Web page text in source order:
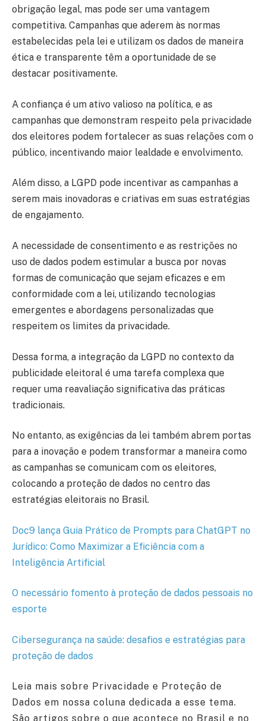
obrigação legal, mas pode ser uma vantagem
competitiva. Campanhas que aderem às normas
estabelecidas pela lei e utilizam os dados de maneira
ética e transparente têm a oportunidade de se
destacar positivamente.
A confiança é um ativo valioso na política, e as
campanhas que demonstram respeito pela privacidade
dos eleitores podem fortalecer as suas relações com o
público, incentivando maior lealdade e envolvimento.
Além disso, a LGPD pode incentivar as campanhas a
serem mais inovadoras e criativas em suas estratégias
de engajamento.
A necessidade de consentimento e as restrições no
uso de dados podem estimular a busca por novas
formas de comunicação que sejam eficazes e em
conformidade com a lei, utilizando tecnologias
emergentes e abordagens personalizadas que
respeitem os limites da privacidade.
Dessa forma, a integração da LGPD no contexto da
publicidade eleitoral é uma tarefa complexa que
requer uma reavaliação significativa das práticas
tradicionais.
No entanto, as exigências da lei também abrem portas
para a inovação e podem transformar a maneira como
as campanhas se comunicam com os eleitores,
colocando a proteção de dados no centro das
estratégias eleitorais no Brasil.
Doc9 lança Guia Prático de Prompts para ChatGPT no
Jurídico: Como Maximizar a Eficiência com a
Inteligência Artificial
O necessário fomento à proteção de dados pessoais no
esporte
Cibersegurança na saúde: desafios e estratégias para
proteção de dados
Leia mais sobre Privacidade e Proteção de
Dados em nossa coluna dedicada a esse tema.
São artigos sobre o que acontece no Brasil e no